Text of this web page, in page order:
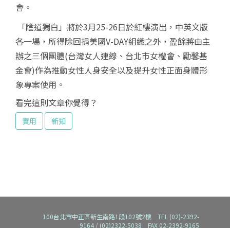
會。
「陰道獨白」將於3月25-26日於紅樓演出，中英文版
各一場，所得除回捐美國V-DAY組織之外，盈餘將由主
辦之三個團體(台灣女人連線、台北市女權會、勵馨基
金會)作為推動女性人身安全以及提升女性正面身體形
象專案使用。
看完這則文章你覺得？
實用 新知
100台北市中正區新生南路1段102號2樓 TEL (02)-2392-
9164 / (02)2322-5038 FAX 02-2392-9165